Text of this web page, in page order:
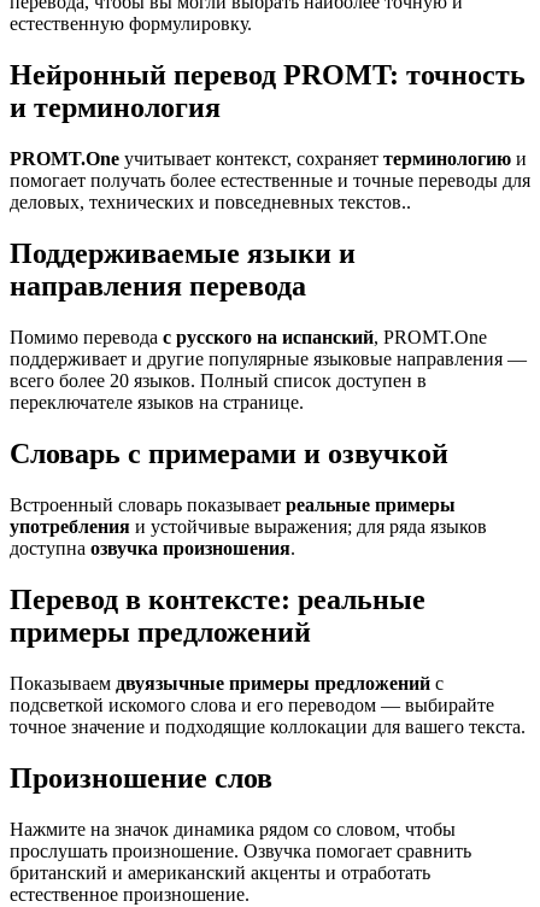
естественную формулировку.
Нейронный перевод PROMT: точность
и терминология
PROMT.One учитывает контекст, сохраняет терминологию и
помогает получать более естественные и точные переводы для
деловых, технических и повседневных текстов..
Поддерживаемые языки и
направления перевода
Помимо перевода с русского на испанский, PROMT.One
поддерживает и другие популярные языковые направления —
всего более 20 языков. Полный список доступен в
переключателе языков на странице.
Словарь с примерами и озвучкой
Встроенный словарь показывает реальные примеры
употребления и устойчивые выражения; для ряда языков
доступна озвучка произношения.
Перевод в контексте: реальные
примеры предложений
Показываем двуязычные примеры предложений с
подсветкой искомого слова и его переводом — выбирайте
точное значение и подходящие коллокации для вашего текста.
Произношение слов
Нажмите на значок динамика рядом со словом, чтобы
прослушать произношение. Озвучка помогает сравнить
британский и американский акценты и отработать
естественное произношение.